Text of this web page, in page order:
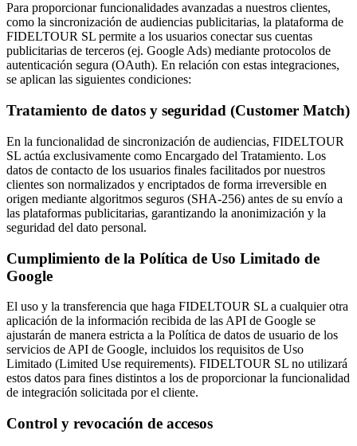
Para proporcionar funcionalidades avanzadas a nuestros clientes,
como la sincronización de audiencias publicitarias, la plataforma de
FIDELTOUR SL permite a los usuarios conectar sus cuentas
publicitarias de terceros (ej. Google Ads) mediante protocolos de
autenticación segura (OAuth). En relación con estas integraciones,
se aplican las siguientes condiciones:
Tratamiento de datos y seguridad (Customer Match)
En la funcionalidad de sincronización de audiencias, FIDELTOUR
SL actúa exclusivamente como Encargado del Tratamiento. Los
datos de contacto de los usuarios finales facilitados por nuestros
clientes son normalizados y encriptados de forma irreversible en
origen mediante algoritmos seguros (SHA-256) antes de su envío a
las plataformas publicitarias, garantizando la anonimización y la
seguridad del dato personal.
Cumplimiento de la Política de Uso Limitado de
Google
El uso y la transferencia que haga FIDELTOUR SL a cualquier otra
aplicación de la información recibida de las API de Google se
ajustarán de manera estricta a la Política de datos de usuario de los
servicios de API de Google, incluidos los requisitos de Uso
Limitado (Limited Use requirements). FIDELTOUR SL no utilizará
estos datos para fines distintos a los de proporcionar la funcionalidad
de integración solicitada por el cliente.
Control y revocación de accesos